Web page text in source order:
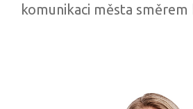
komunikaci města směrem